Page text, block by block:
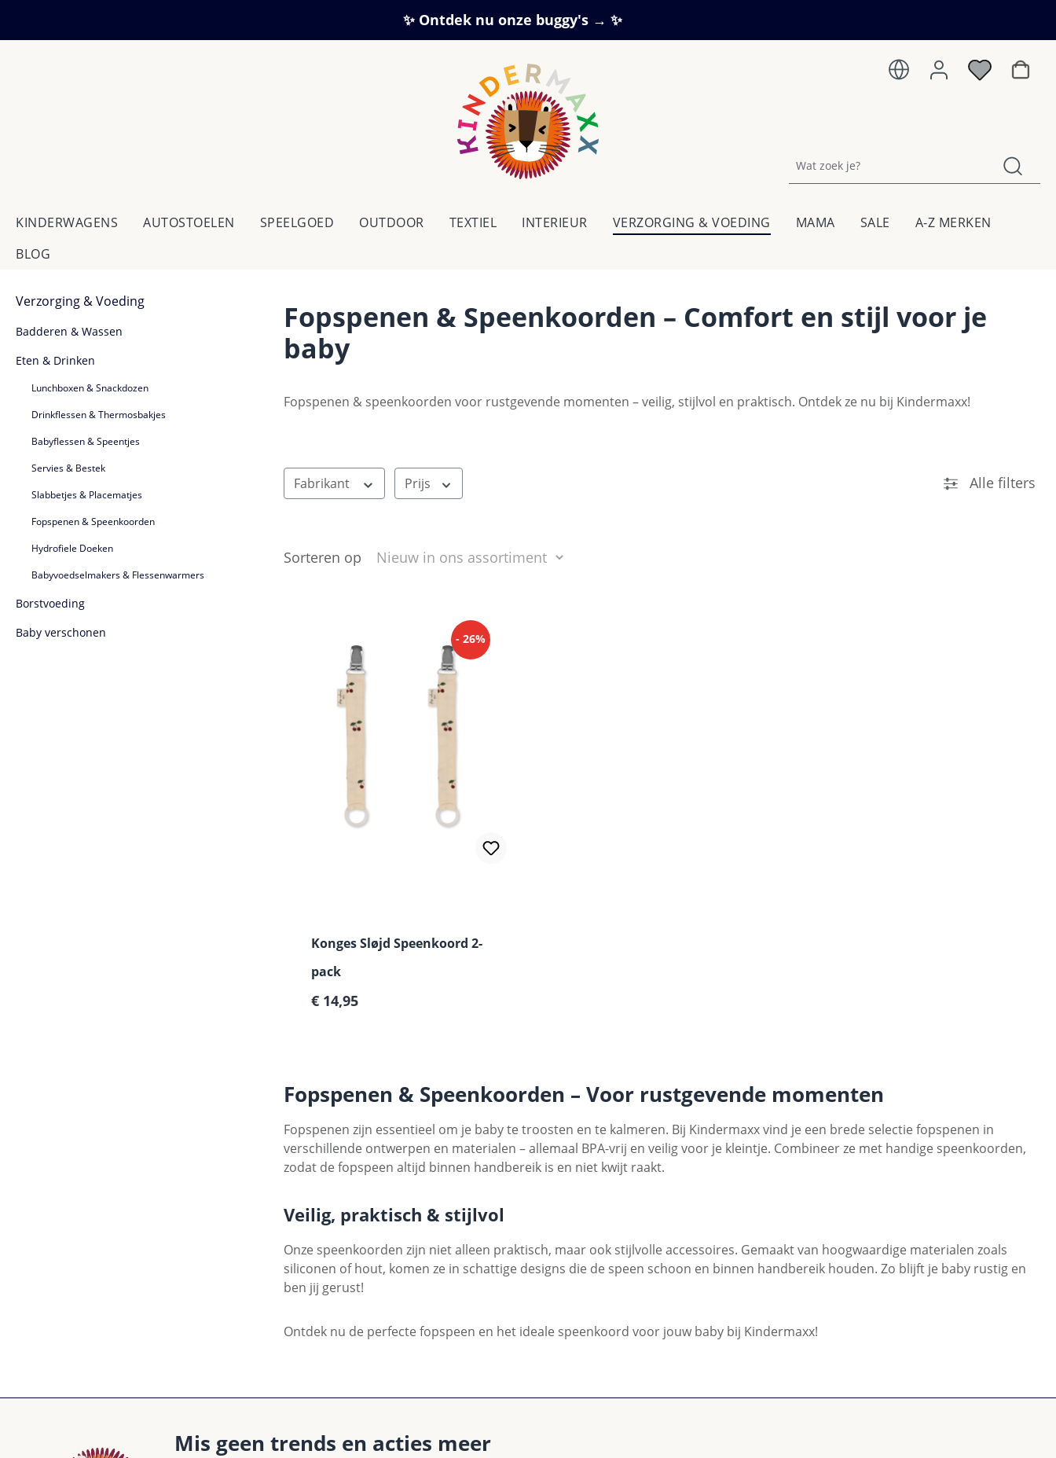
✨ Ontdek nu onze buggy's → ✨
KINDERWAGENS AUTOSTOELEN SPEELGOED OUTDOOR TEXTIEL IN­TE­RI­EUR VERZORGING & VOEDING MAMA SALE
A-Z MERKEN
BLOG
Verzorging & Voeding
Badderen & Wassen
Eten & Drinken
Lunchboxen & Snackdozen
Drinkflessen & Thermosbakjes
Babyflessen & Speentjes
Servies & Bestek
Slabbetjes & Placematjes
Fopspenen & Speenkoorden
Hydrofiele Doeken
Babyvoedselmakers & Flessenwarmers
Borstvoeding
Baby verschonen
Fopspenen & Speenkoorden – Comfort en stijl voor je
baby
Fopspenen & speenkoorden voor rustgevende momenten – veilig, stijlvol en praktisch. Ontdek ze nu bij Kindermaxx!
Fabrikant Prijs Alle filters
Sorteren op
- 26%
Konges Sløjd Speenkoord 2-
pack
Normale prijs:
€ 14,95
Fopspenen & Speenkoorden – Voor rustgevende momenten
Fopspenen zijn essentieel om je baby te troosten en te kalmeren. Bij Kindermaxx vind je een brede selectie fopspenen in
verschillende ontwerpen en materialen – allemaal BPA-vrij en veilig voor je kleintje. Combineer ze met handige speenkoorden,
zodat de fopspeen altijd binnen handbereik is en niet kwijt raakt.
Veilig, praktisch & stijlvol
Onze speenkoorden zijn niet alleen praktisch, maar ook stijlvolle accessoires. Gemaakt van hoogwaardige materialen zoals
siliconen of hout, komen ze in schattige designs die de speen schoon en binnen handbereik houden. Zo blijft je baby rustig en
ben jij gerust!
Ontdek nu de perfecte fopspeen en het ideale speenkoord voor jouw baby bij Kindermaxx!
Mis geen trends en acties meer